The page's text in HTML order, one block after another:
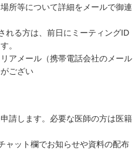
等について詳細をメールで御連
る方は、前日にミーティングID
。
メール（携帯電話会社のメール
ござい
します。必要な医師の方は医籍
ット欄でお知らせや資料の配布